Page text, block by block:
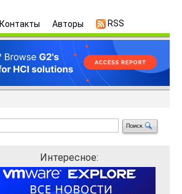
Контакты Авторы RSS
Интересное: